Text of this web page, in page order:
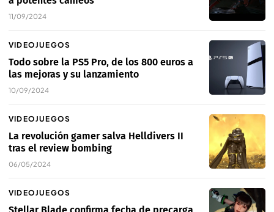
11/09/2024
VIDEOJUEGOS
Todo sobre la PS5 Pro, de los 800 euros a
las mejoras y su lanzamiento
10/09/2024
VIDEOJUEGOS
La revolución gamer salva Helldivers II
tras el review bombing
06/05/2024
VIDEOJUEGOS